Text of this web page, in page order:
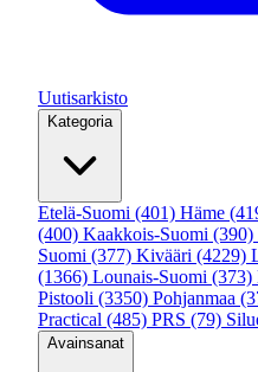
Uutisarkisto
Kategoria
Etelä-Suomi (401) Häme
(400) Kaakkois-Suomi (390)
Suomi (377) Kivääri (4229)
(1366) Lounais-Suomi (373)
Pistooli (3350) Pohjanmaa
Practical (485) PRS (79)
Avainsanat